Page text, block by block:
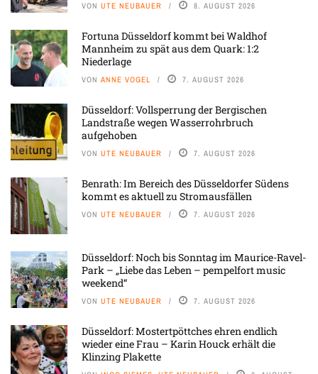
VON UTE NEUBAUER 8. AUGUST 2026
Fortuna Düsseldorf kommt bei Waldhof
Mannheim zu spät aus dem Quark: 1:2
Niederlage
VON ANNE VOGEL 7. AUGUST 2026
Düsseldorf: Vollsperrung der Bergischen
Landstraße wegen Wasserrohrbruch
aufgehoben
VON UTE NEUBAUER 7. AUGUST 2026
Benrath: Im Bereich des Düsseldorfer Südens
kommt es aktuell zu Stromausfällen
VON UTE NEUBAUER 7. AUGUST 2026
Düsseldorf: Noch bis Sonntag im Maurice-Ravel-
Park – „Liebe das Leben – pempelfort music
weekend“
VON UTE NEUBAUER 7. AUGUST 2026
Düsseldorf: Mostertpöttches ehren endlich
wieder eine Frau – Karin Houck erhält die
Klinzing Plakette